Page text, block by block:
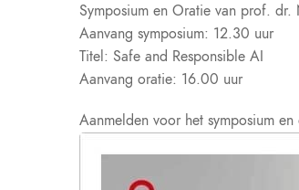
Symposium en Oratie van prof. dr.
Aanvang symposium: 12.30 uur
Titel: Safe and Responsible AI
Aanvang oratie: 16.00 uur
Aanmelden voor het symposium